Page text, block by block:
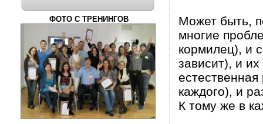
ФОТО С ТРЕНИНГОВ
Может быть,
многие
кормилец), и
зависит), и
каждого), и
К тому же в